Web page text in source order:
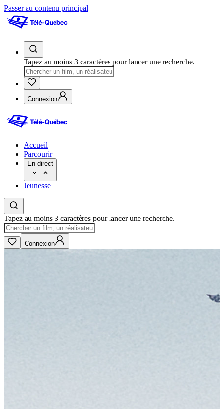
Passer au contenu principal
Tapez au moins 3 caractères pour lancer une recherche.
Connexion
Accueil
Parcourir
En direct
Jeunesse
Tapez au moins 3 caractères pour lancer une recherche.
Connexion